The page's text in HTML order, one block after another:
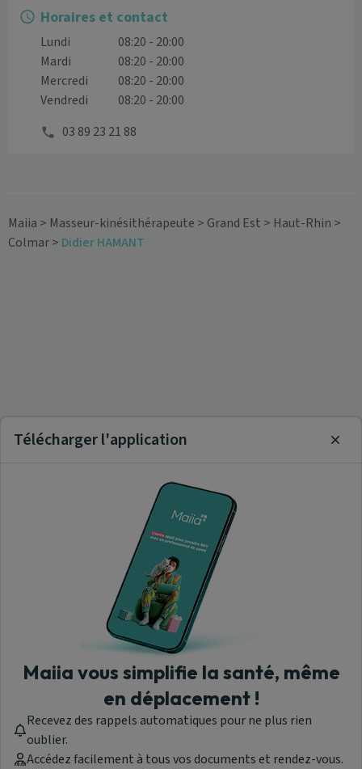
Horaires et contact
Lundi
08:20 - 20:00
Mardi
08:20 - 20:00
Mercredi
08:20 - 20:00
Vendredi
08:20 - 20:00
03 89 23 21 88
Maiia > Masseur-kinésithérapeute > Grand Est > Haut-Rhin >
Colmar> Didier HAMANT
Télécharger l'application
Maiia vous simplifie la santé, même
en déplacement !
Recevez des rappels automatiques pour ne plus rien
oublier.
Accédez facilement à tous vos documents et rendez-vous.